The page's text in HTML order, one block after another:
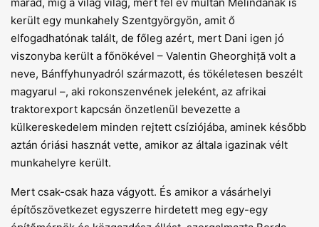
került egy munkahely Szentgyörgyön, amit ő
elfogadhatónak talált, de főleg azért, mert Dani igen jó
viszonyba került a főnökével – Valentin Gheorghiță volt a
neve, Bánffyhunyadról származott, és tökéletesen beszélt
magyarul –, aki rokonszenvének jeleként, az afrikai
traktorexport kapcsán önzetlenül bevezette a
külkereskedelem minden rejtett csíziójába, aminek később
aztán óriási hasznát vette, amikor az általa igazinak vélt
munkahelyre került.
Mert csak-csak haza vágyott. És amikor a vásárhelyi
építőszövetkezet egyszerre hirdetett meg egy-egy